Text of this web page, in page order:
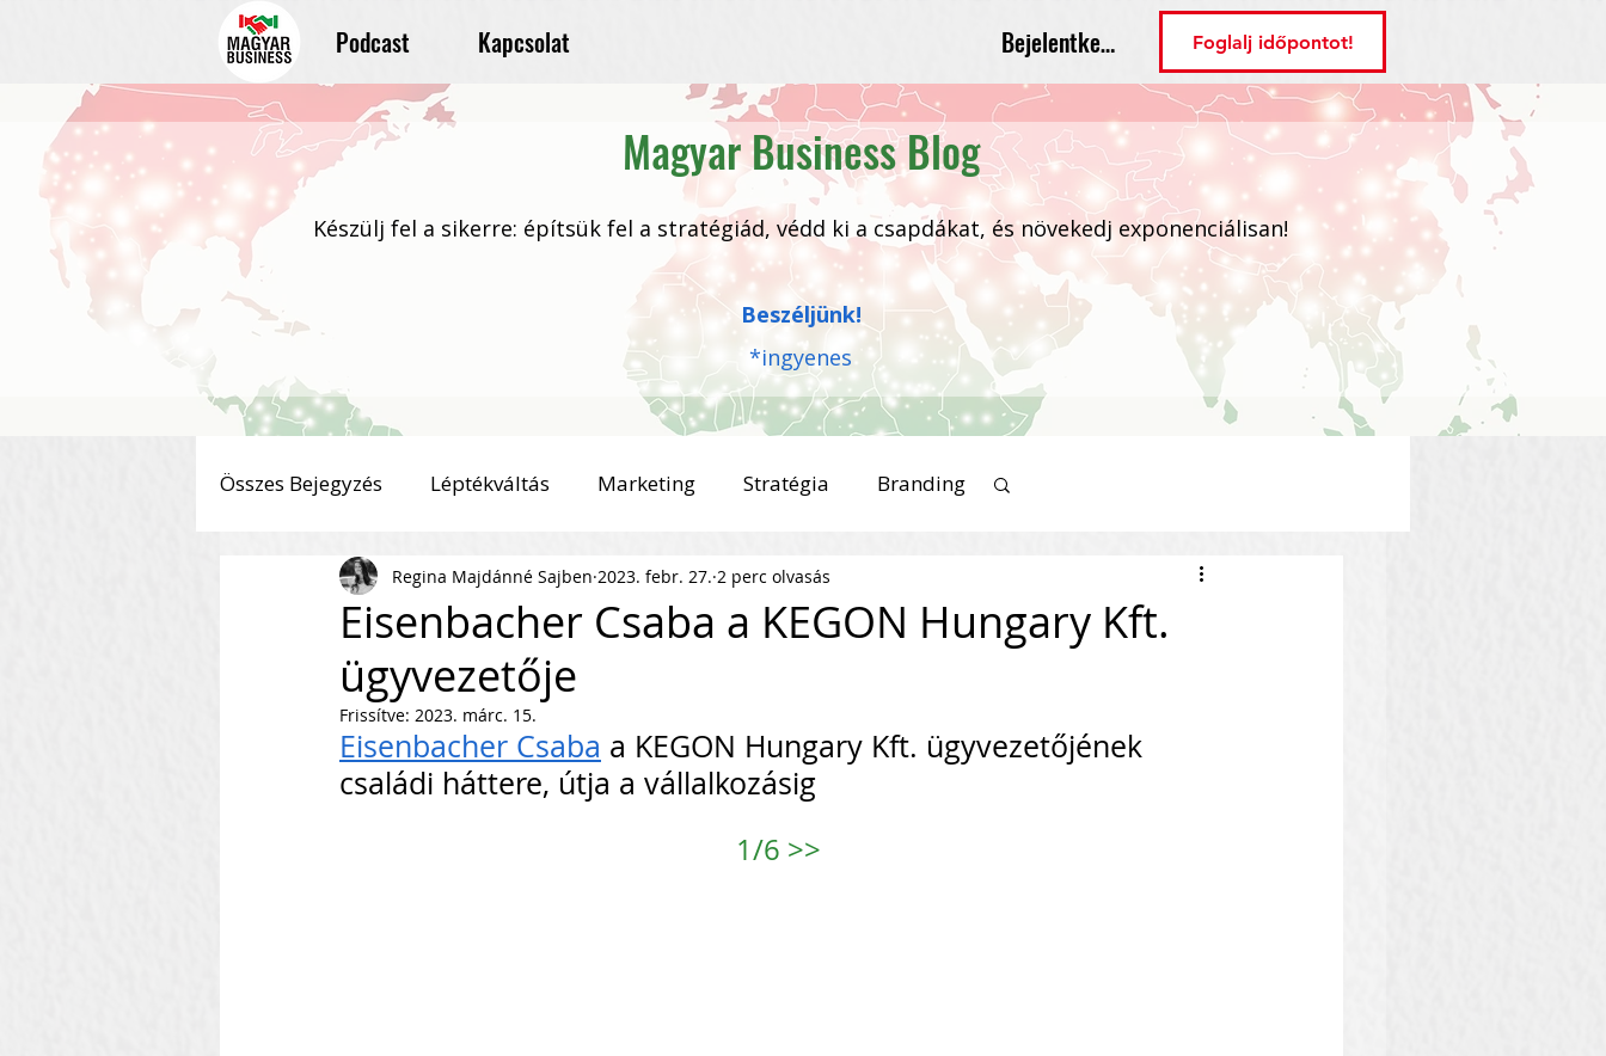
Podcast Kapcsolat Bejelentkezés Foglalj időpontot!
Magyar Business Blog
Készülj fel a sikerre: építsük fel a stratégiád, védd ki a csapdákat, és növekedj exponenciálisan!
Beszéljünk!
*ingyenes
Összes Bejegyzés Léptékváltás Marketing Stratégia Branding
KKV Magyar Business Podcast PR HR
Kommunikáció Csapatépítés
Vállalkozás Építés Nonprofit Szervezet Startup
Közösségépítés
Eisenbacher Csaba a KEGON Hungary Kft.
ügyvezetője
Regina Majdánné Sajben 2023. febr. 27. 2 perc olvasás
Frissítve: 2023. márc. 15.
Eisenbacher Csaba a KEGON Hungary Kft. ügyvezetőjének
családi háttere, útja a vállalkozásig
1/6 >>